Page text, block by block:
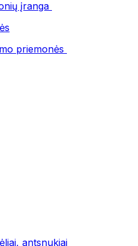
įranga
priemonės
antsnukiai